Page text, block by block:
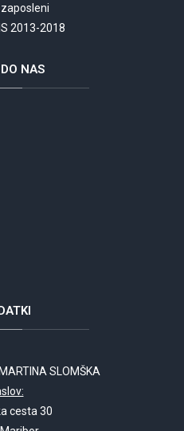
2013-2018
DO NAS
SLOMŠKA
cesta 30